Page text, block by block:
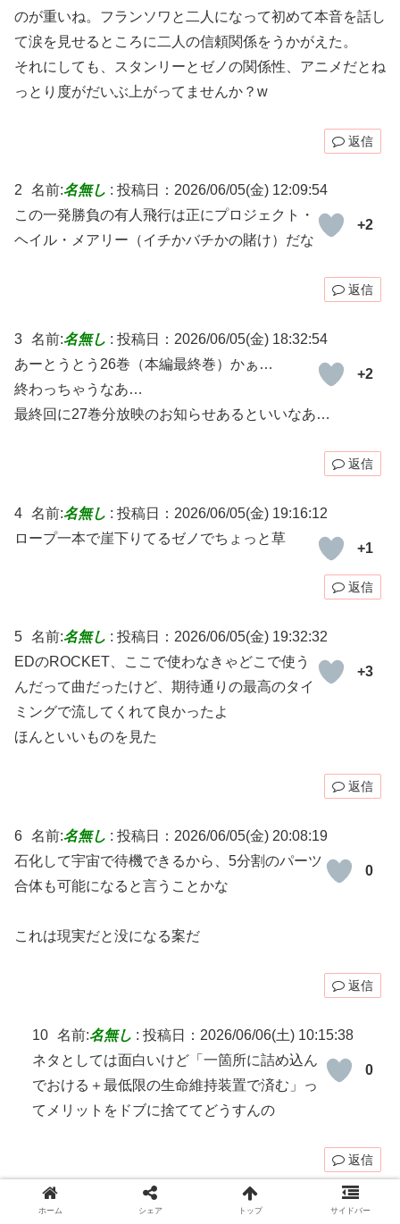
のが重いね。フランソワと二人になって初めて本音を話し
て涙を見せるところに二人の信頼関係をうかがえた。
それにしても、スタンリーとゼノの関係性、アニメだとね
っとり度がだいぶ上がってませんか？w
返信
2 名前:名無し : 投稿日：2026/06/05(金) 12:09:54
+2
この一発勝負の有人飛行は正にプロジェクト・
ヘイル・メアリー（イチかバチかの賭け）だな
返信
3 名前:名無し : 投稿日：2026/06/05(金) 18:32:54
+2
あーとうとう26巻（本編最終巻）かぁ…
終わっちゃうなあ…
最終回に27巻分放映のお知らせあるといいなあ…
返信
4 名前:名無し : 投稿日：2026/06/05(金) 19:16:12
+1
ロープ一本で崖下りてるゼノでちょっと草
返信
5 名前:名無し : 投稿日：2026/06/05(金) 19:32:32
+3
EDのROCKET、ここで使わなきゃどこで使う
んだって曲だったけど、期待通りの最高のタイ
ミングで流してくれて良かったよ
ほんといいものを見た
返信
6 名前:名無し : 投稿日：2026/06/05(金) 20:08:19
0
石化して宇宙で待機できるから、5分割のパーツ
合体も可能になると言うことかな
これは現実だと没になる案だ
返信
10 名前:名無し : 投稿日：2026/06/06(土) 10:15:38
0
ネタとしては面白いけど「一箇所に詰め込ん
でおける＋最低限の生命維持装置で済む」っ
てメリットをドブに捨ててどうすんの
返信
名前: 投稿日：2026/06/05(金) 20:42:06
ホーム シェア トップ サイドバー